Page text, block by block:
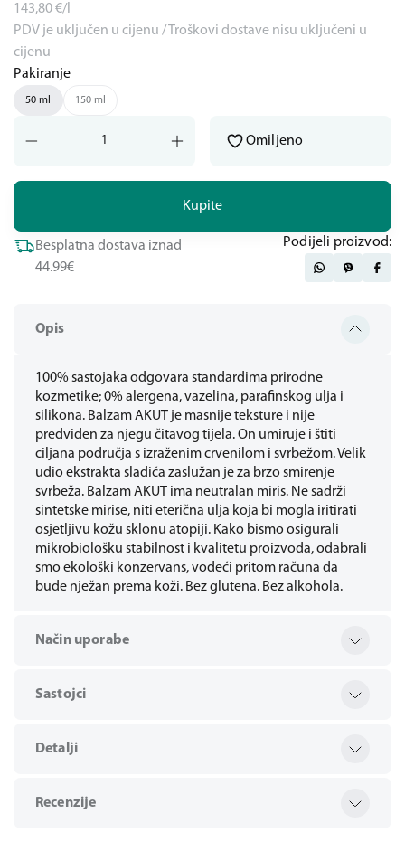
Opis
100% sastojaka odgovara standardima prirodne
kozmetike; 0% alergena, vazelina, parafinskog ulja i
silikona. Balzam AKUT je masnije teksture i nije
predviđen za njegu čitavog tijela. On umiruje i štiti
ciljana područja s izraženim crvenilom i svrbežom. Velik
udio ekstrakta sladića zaslužan je za brzo smirenje
svrbeža. Balzam AKUT ima neutralan miris. Ne sadrži
sintetske mirise, niti eterična ulja koja bi mogla iritirati
osjetljivu kožu sklonu atopiji. Kako bismo osigurali
mikrobiološku stabilnost i kvalitetu proizvoda, odabrali
smo ekološki konzervans, vodeći pritom računa da
bude nježan prema koži. Bez glutena. Bez alkohola.
Način uporabe
Sastojci
Detalji
Recenzije
143,80€/l
PDV je uključen u cijenu / Troškovi dostave nisu uključeni u
cijenu
Pakiranje
50 ml 150 ml
Kupite
Omiljeno
Besplatna dostava iznad
44.99€
Podijeli proizvod: